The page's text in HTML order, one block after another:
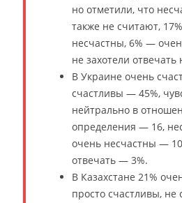
но отметили, что
также не считают,
несчастны, 6% —
не захотели отвечать
В Украине очень
счастливы — 45%,
нейтрально в
определения — 16,
очень несчастны —
отвечать — 3%.
В Казахстане 21%
просто счастливы, не